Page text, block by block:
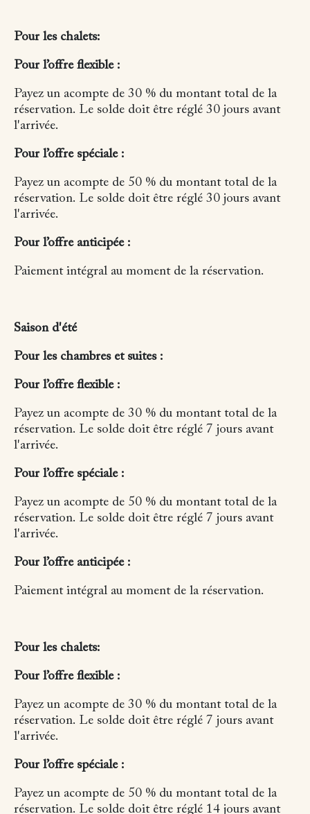
Pour les chalets:
Pour l’offre flexible :
Payez un acompte de 30 % du montant total de la
réservation. Le solde doit être réglé 30 jours avant
l'arrivée.
Pour l’offre spéciale :
Payez un acompte de 50 % du montant total de la
réservation. Le solde doit être réglé 30 jours avant
l'arrivée.
Pour l’offre anticipée :
Paiement intégral au moment de la réservation.
Saison d'été
Pour les chambres et suites :
Pour l’offre flexible :
Payez un acompte de 30 % du montant total de la
réservation. Le solde doit être réglé 7 jours avant
l'arrivée.
Pour l’offre spéciale :
Payez un acompte de 50 % du montant total de la
réservation. Le solde doit être réglé 7 jours avant
l'arrivée.
Pour l’offre anticipée :
Paiement intégral au moment de la réservation.
Pour les chalets:
Pour l’offre flexible :
Payez un acompte de 30 % du montant total de la
réservation. Le solde doit être réglé 7 jours avant
l'arrivée.
Pour l’offre spéciale :
Payez un acompte de 50 % du montant total de la
réservation. Le solde doit être réglé 14 jours avant